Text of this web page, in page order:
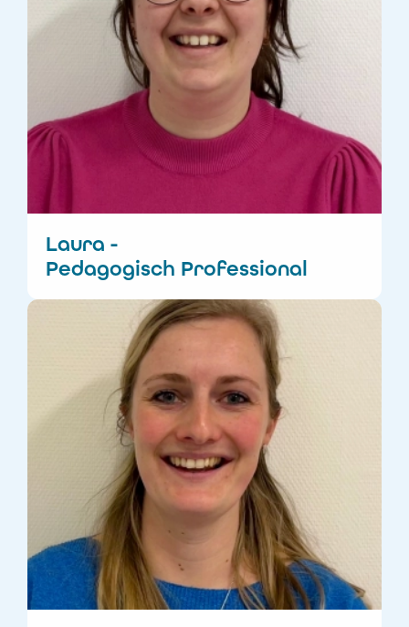
Onderwijsassistent
Pedagogisch
Professional
Laura -
Pedagogisch Professional